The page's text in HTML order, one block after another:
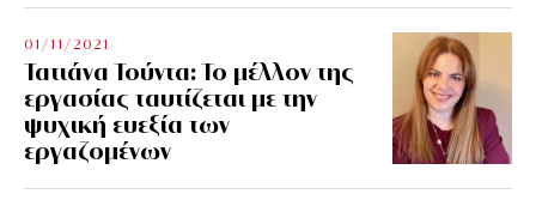
01/11/2021
Τατιάνα Τούντα: Το μέλλον της
εργασίας ταυτίζεται με την
ψυχική ευεξία των
εργαζομένων